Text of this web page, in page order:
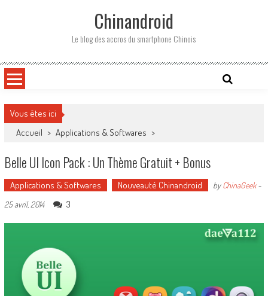
Chinandroid
Le blog des accros du smartphone Chinois
Vous êtes ici
Accueil > Applications & Softwares >
Belle UI Icon Pack : Un Thème Gratuit + Bonus
Applications & Softwares Nouveauté Chinandroid byChinaGeek-
25 avril, 2014
3